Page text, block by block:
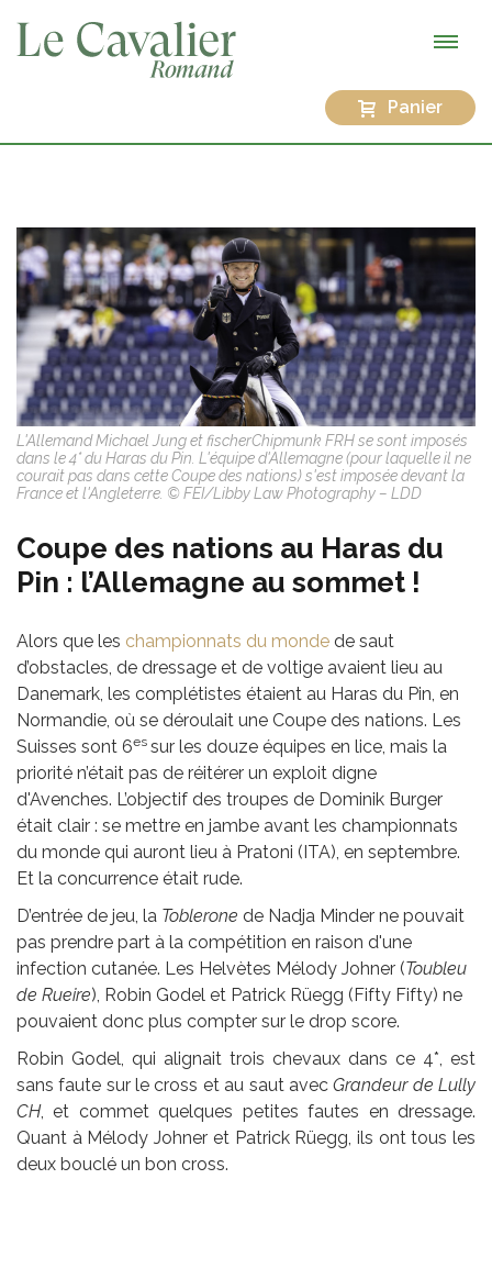
Panier
L'Allemand Michael Jung et fischerChipmunk FRH se sont imposés
dans le 4* du Haras du Pin. L'équipe d'Allemagne (pour laquelle il ne
courait pas dans cette Coupe des nations) s'est imposée devant la
France et l'Angleterre. © FEI/Libby Law Photography – LDD
Coupe des nations au Haras du
Pin : l’Allemagne au sommet !
Alors que les championnats du monde de saut
d’obstacles, de dressage et de voltige avaient lieu au
Danemark, les complétistes étaient au Haras du Pin, en
Normandie, où se déroulait une Coupe des nations. Les
Suisses sont 6es sur les douze équipes en lice, mais la
priorité n’était pas de réitérer un exploit digne
d'Avenches. L’objectif des troupes de Dominik Burger
était clair : se mettre en jambe avant les championnats
du monde qui auront lieu à Pratoni (ITA), en septembre.
Et la concurrence était rude.
D’entrée de jeu, la Toblerone de Nadja Minder ne pouvait
pas prendre part à la compétition en raison d'une
infection cutanée. Les Helvètes Mélody Johner (Toubleu
de Rueire), Robin Godel et Patrick Rüegg (Fifty Fifty) ne
pouvaient donc plus compter sur le drop score.
Robin Godel, qui alignait trois chevaux dans ce 4*, est
sans faute sur le cross et au saut avecGrandeur de Lully
CH, et commet quelques petites fautes en dressage.
Quant à Mélody Johner et Patrick Rüegg, ils ont tous les
deux bouclé un bon cross.